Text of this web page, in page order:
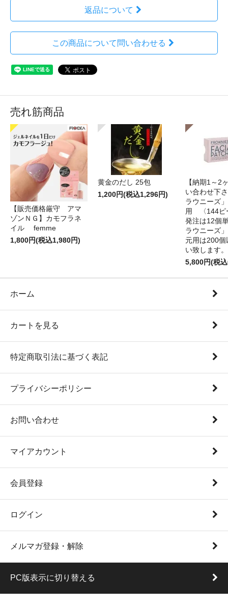
返品について
この商品について問い合わせる
売れ筋商品
【販売価格厳守 アマ
ゾンＮＧ】カモフラネ
イル femme
1,800円(税込1,980円)
黄金のだし 25包
1,200円(税込1,296円)
【納期1～2
い合わせ下
ラウニーズ
用 〈144
発注は12個
ラウニーズ
元用は200個
い致します。
5,800円(税
ホーム
カートを見る
特定商取引法に基づく表記
プライバシーポリシー
お問い合わせ
マイアカウント
会員登録
ログイン
メルマガ登録・解除
PC版表示に切り替える